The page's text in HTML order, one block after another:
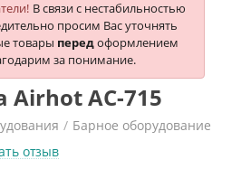
В связи с нестабильностью
просим Вас уточнять
товары передоформлением
за понимание.
AC-715
/ Барное оборудование
/
отзыв